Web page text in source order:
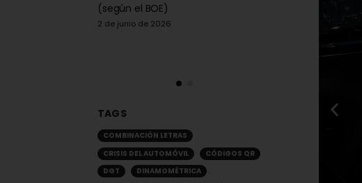
(según el BOE)
2 de junio de 2026
TAGS
COMBINACIÓN LETRAS
CRISIS DEL AUTOMÓVIL
CÓDIGOS QR
DGT
DINAMOMÉTRICA